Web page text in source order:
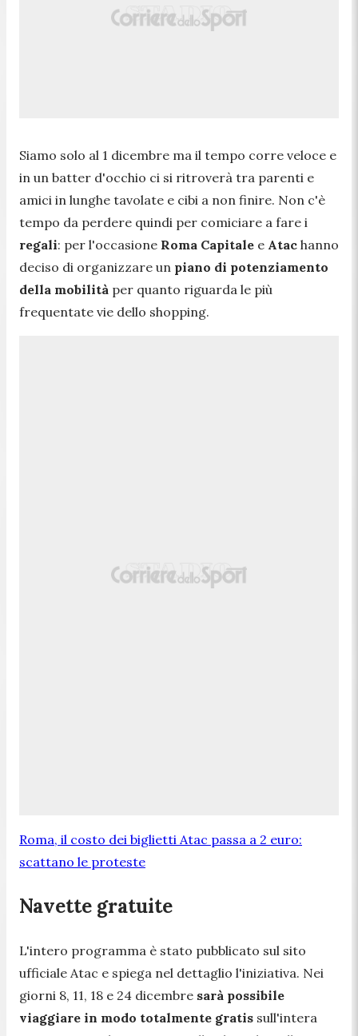
Siamo solo al 1 dicembre ma il tempo corre veloce e
in un batter d'occhio ci si ritroverà tra parenti e
amici in lunghe tavolate e cibi a non finire. Non c'è
tempo da perdere quindi per comiciare a fare i
regali: per l'occasione Roma Capitale e Atac hanno
deciso di organizzare un piano di potenziamento
della mobilità per quanto riguarda le più
frequentate vie dello shopping.
Roma, il costo dei biglietti Atac passa a 2 euro:
scattano le proteste
Navette gratuite
L'intero programma è stato pubblicato sul sito
ufficiale Atac e spiega nel dettaglio l'iniziativa. Nei
giorni 8, 11, 18 e 24 dicembre sarà possibile
viaggiare in modo totalmente gratis sull'intera